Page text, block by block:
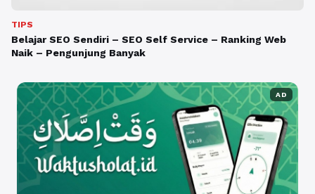
TIPS
Belajar SEO Sendiri – SEO Self Service – Ranking Web
Naik – Pengunjung Banyak
AD